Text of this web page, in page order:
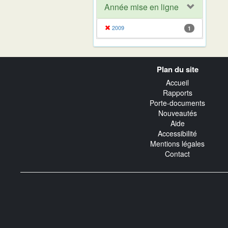
Année mise en ligne
2009 1
Plan du site
Accueil
Rapports
Porte-documents
Nouveautés
Aide
Accessibilité
Mentions légales
Contact